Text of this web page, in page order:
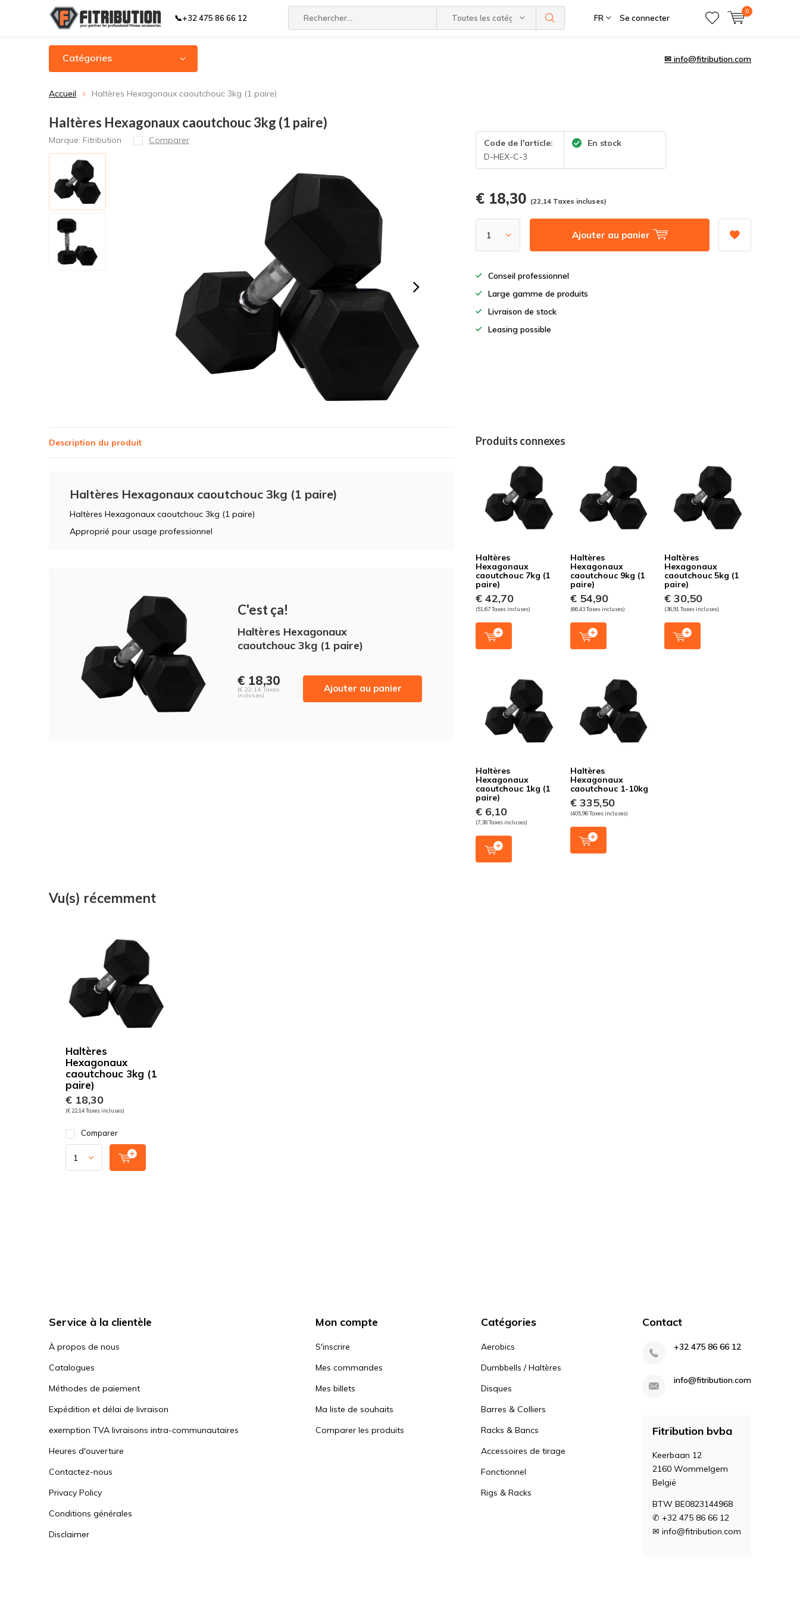
📞+32 475 86 66 12 Toutes les catégories FR Se connecter
0
Catégories ✉ info@fitribution.com
Accueil Haltères Hexagonaux caoutchouc 3kg (1 paire)
Haltères Hexagonaux caoutchouc 3kg (1 paire)
Marque: Fitribution Comparer
Code de l'article:
D-HEX-C-3
En stock
€ 18,30 (22,14 Taxes incluses)
Ajouter au panier
Conseil professionnel
Large gamme de produits
Livraison de stock
Leasing possible
Description du produit
Haltères Hexagonaux caoutchouc 3kg (1 paire)
Haltères Hexagonaux caoutchouc 3kg (1 paire)
Approprié pour usage professionnel
C'est ça!
Haltères Hexagonaux
caoutchouc 3kg (1 paire)
€ 18,30
(€ 22,14 Taxes
incluses)
Ajouter au panier
Produits connexes
Haltères
Hexagonaux
caoutchouc 7kg (1
paire)
€ 42,70
(51,67 Taxes incluses)
Haltères
Hexagonaux
caoutchouc 9kg (1
paire)
€ 54,90
(66,43 Taxes incluses)
Haltères
Hexagonaux
caoutchouc 5kg (1
paire)
€ 30,50
(36,91 Taxes incluses)
Haltères
Hexagonaux
caoutchouc 1kg (1
paire)
€ 6,10
(7,38 Taxes incluses)
Haltères
Hexagonaux
caoutchouc 1-10kg
€ 335,50
(405,96 Taxes incluses)
Vu(s) récemment
Haltères
Hexagonaux
caoutchouc 3kg (1
paire)
€ 18,30
(€ 22,14 Taxes incluses)
Comparer
Service à la clientèle
À propos de nous
Catalogues
Méthodes de paiement
Expédition et délai de livraison
exemption TVA livraisons intra-communautaires
Heures d'ouverture
Contactez-nous
Privacy Policy
Conditions générales
Disclaimer
Mon compte
S'inscrire
Mes commandes
Mes billets
Ma liste de souhaits
Comparer les produits
Catégories
Aerobics
Dumbbells / Haltères
Disques
Barres & Colliers
Racks & Bancs
Accessoires de tirage
Fonctionnel
Rigs & Racks
Contact
+32 475 86 66 12
info@fitribution.com
Fitribution bvba
Keerbaan 12
2160 Wommelgem
België
BTW BE0823144968
✆ +32 475 86 66 12
✉ info@fitribution.com